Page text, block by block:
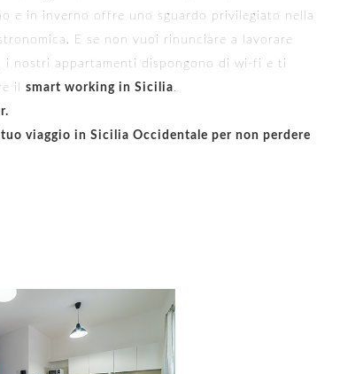
e in inverno offre uno sguardo privilegiato nella
E se non vuoi rinunciare a lavorare
i nostri appartamenti dispongono di wi-fi e ti
il smart working in Sicilia.
viaggio in Sicilia Occidentale per non perdere